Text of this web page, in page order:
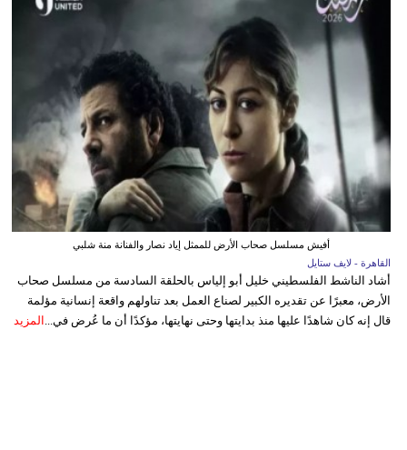
أفيش مسلسل صحاب الأرض للممثل إياد نصار والفنانة منة شلبي
القاهرة - لايف ستايل
أشاد الناشط الفلسطيني خليل أبو إلياس بالحلقة السادسة من مسلسل صحاب
الأرض، معبرًا عن تقديره الكبير لصناع العمل بعد تناولهم واقعة إنسانية مؤلمة
قال إنه كان شاهدًا عليها منذ بدايتها وحتى نهايتها، مؤكدًا أن ما عُرض في... المزيد